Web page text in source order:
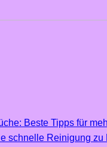
Beste Tipps für
schnelle Reinigung zu